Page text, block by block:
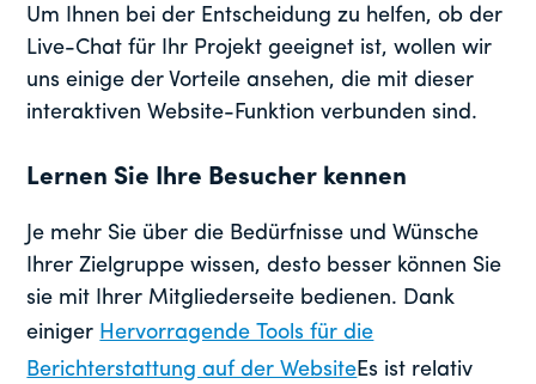
Um Ihnen bei der Entscheidung zu helfen, ob der
Live-Chat für Ihr Projekt geeignet ist, wollen wir
uns einige der Vorteile ansehen, die mit dieser
interaktiven Website-Funktion verbunden sind.
Lernen Sie Ihre Besucher kennen
Je mehr Sie über die Bedürfnisse und Wünsche
Ihrer Zielgruppe wissen, desto besser können Sie
sie mit Ihrer Mitgliederseite bedienen. Dank
einiger Hervorragende Tools für die
Berichterstattung auf der WebsiteEs ist relativ